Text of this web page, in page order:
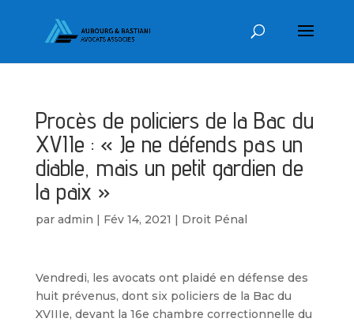
Procès de policiers de la Bac du
XVIIe : « Je ne défends pas un
diable, mais un petit gardien de
la paix »
par admin | Fév 14, 2021 | Droit Pénal
Vendredi, les avocats ont plaidé en défense des
huit prévenus, dont six policiers de la Bac du
XVIIIe, devant la 16e chambre correctionnelle du